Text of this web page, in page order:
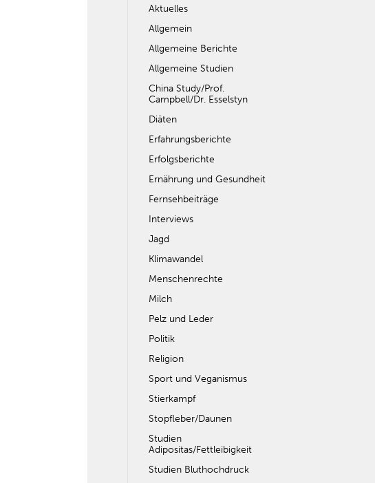
Aktuelles
Allgemein
Allgemeine Berichte
Allgemeine Studien
China Study/Prof.
Campbell/Dr. Esselstyn
Diäten
Erfahrungsberichte
Erfolgsberichte
Ernährung und Gesundheit
Fernsehbeiträge
Interviews
Jagd
Klimawandel
Menschenrechte
Milch
Pelz und Leder
Politik
Religion
Sport und Veganismus
Stierkampf
Stopfleber/Daunen
Studien
Adipositas/Fettleibigkeit
Studien Bluthochdruck